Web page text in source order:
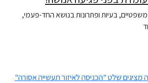
בעיות ופתרונות בנושא החד-פעמי,